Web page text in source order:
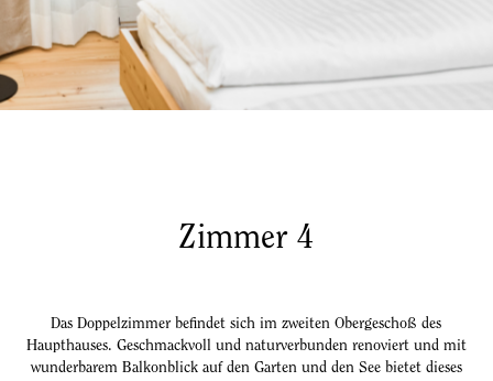
Zimmer 4
Das Doppelzimmer befindet sich im zweiten Obergeschoß des
Haupthauses. Geschmackvoll und naturverbunden renoviert und mit
wunderbarem Balkonblick auf den Garten und den See bietet dieses